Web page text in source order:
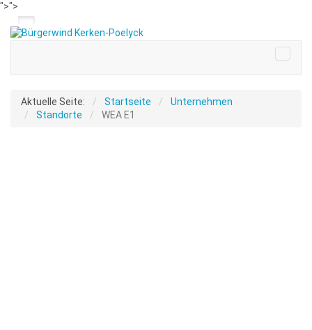
">">
Aktuelle Seite: Startseite
Unternehmen
Standorte
WEA E1